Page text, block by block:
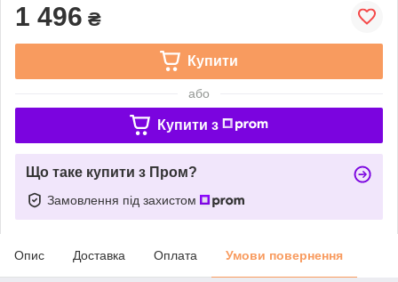
1 496 ₴
Купити
або
Купити з
Що таке купити з Пром?
Замовлення під захистом
Опис Доставка Оплата Умови повернення